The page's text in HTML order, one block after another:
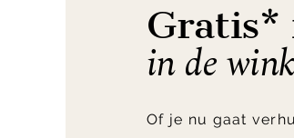
Gratis*
in de
Of je nu gaat